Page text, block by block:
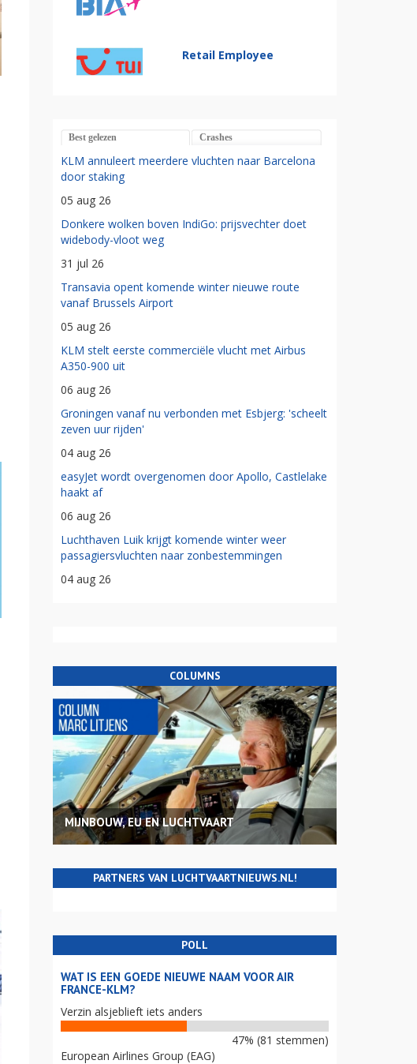
Retail Employee
Best gelezen Crashes
KLM annuleert meerdere vluchten naar Barcelona
door staking
05 aug 26
Donkere wolken boven IndiGo: prijsvechter doet
widebody-vloot weg
31 jul 26
Transavia opent komende winter nieuwe route
vanaf Brussels Airport
05 aug 26
KLM stelt eerste commerciële vlucht met Airbus
A350-900 uit
06 aug 26
Groningen vanaf nu verbonden met Esbjerg: 'scheelt
zeven uur rijden'
04 aug 26
easyJet wordt overgenomen door Apollo, Castlelake
haakt af
06 aug 26
Luchthaven Luik krijgt komende winter weer
passagiersvluchten naar zonbestemmingen
04 aug 26
COLUMNS
MIJNBOUW, EU EN LUCHTVAART
PARTNERS VAN LUCHTVAARTNIEUWS.NL!
POLL
WAT IS EEN GOEDE NIEUWE NAAM VOOR AIR
FRANCE-KLM?
Verzin alsjeblieft iets anders
47% (81 stemmen)
European Airlines Group (EAG)